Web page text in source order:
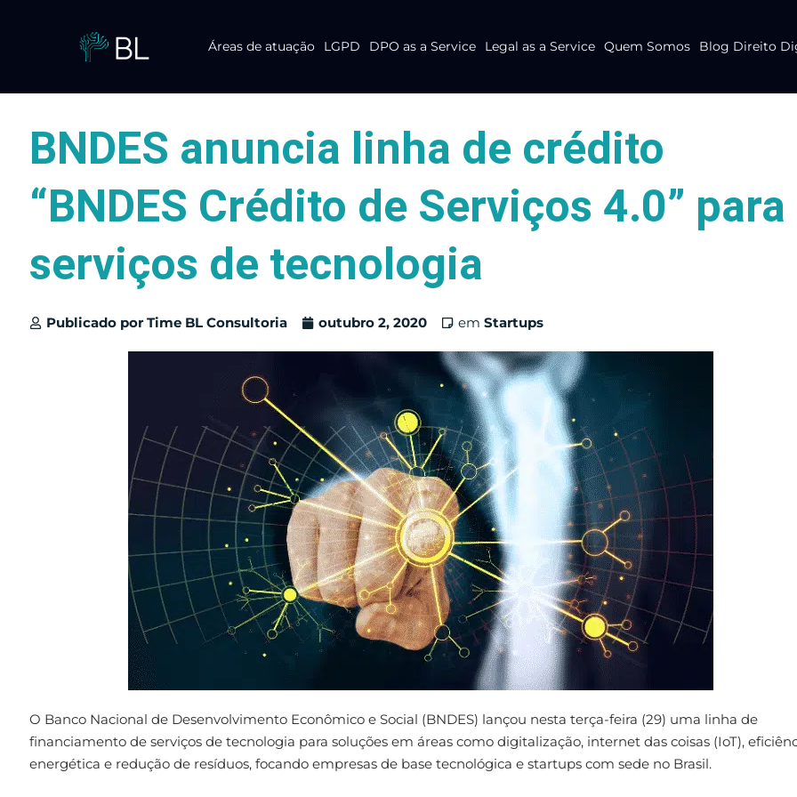
o
Áreas de atuação LGPD DPO as a Service Legal as a Service Quem Somos Blog Direito
BNDES anuncia linha de crédito
“BNDES Crédito de Serviços 4.0” para
serviços de tecnologia
Publicado por Time BL Consultoria outubro 2, 2020 em Startups
O Banco Nacional de Desenvolvimento Econômico e Social (BNDES) lançou nesta terça-feira (29) uma linha de
financiamento de serviços de tecnologia para soluções em áreas como digitalização, internet das coisas (IoT),
energética e redução de resíduos, focando empresas de base tecnológica e startups com sede no Brasil.